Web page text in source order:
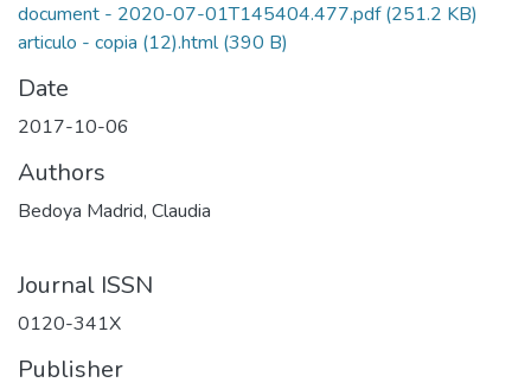
document - 2020-07-01T145404.477.pdf(251.2 KB)
articulo - copia (12).html(390 B)
Date
2017-10-06
Authors
Bedoya Madrid, Claudia
Journal ISSN
0120-341X
Publisher